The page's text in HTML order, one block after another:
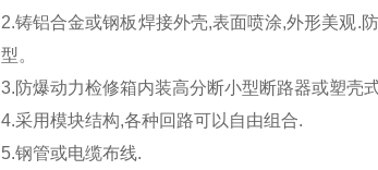
2.铸铝合金或钢板焊接外壳,表面喷涂,外形美观.
型。
3.防爆动力检修箱内装高分断小型断路器或塑壳
4.采用模块结构,各种回路可以自由组合.
5.钢管或电缆布线.